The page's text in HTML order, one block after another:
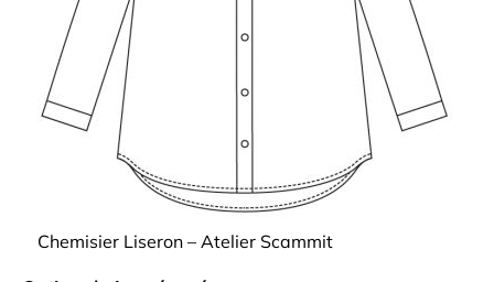
Chemisier Liseron – Atelier Scammit